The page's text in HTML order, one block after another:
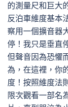
的測量尺和巨大
反泊車維度基本
察用一個擴音器
停！我只是垂直
但聲音因為恐懼
為，在這裡，你
度！按照維度法
限次觀看一部名